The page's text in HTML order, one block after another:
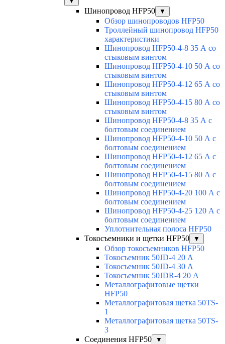
Шинопровод HFP50 ▼
Обзор шинопроводов HFP50
Троллейный шинопровод HFP50
характеристики
Шинопровод HFP50-4-8 35 А со
стыковым винтом
Шинопровод HFP50-4-10 50 А со
стыковым винтом
Шинопровод HFP50-4-12 65 А со
стыковым винтом
Шинопровод HFP50-4-15 80 А со
стыковым винтом
Шинопровод HFP50-4-8 35 А с
болтовым соединением
Шинопровод HFP50-4-10 50 А с
болтовым соединением
Шинопровод HFP50-4-12 65 А с
болтовым соединением
Шинопровод HFP50-4-15 80 А с
болтовым соединением
Шинопровод HFP50-4-20 100 А с
болтовым соединением
Шинопровод HFP50-4-25 120 А с
болтовым соединением
Уплотнительная полоса HFP50
Токосъемники и щетки HFP50
▼
Обзор токосъемников HFP50
Токосъемник 50JD-4 20 А
Токосъемник 50JD-4 30 А
Токосъемник 50JDR-4 20 А
Металлографитовые щетки
HFP50
Металлографитовая щетка 50TS-
1
Металлографитовая щетка 50TS-
3
Соединения HFP50
▼